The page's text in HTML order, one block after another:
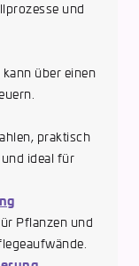
und
über einen
praktisch
ideal für
Pflanzen und